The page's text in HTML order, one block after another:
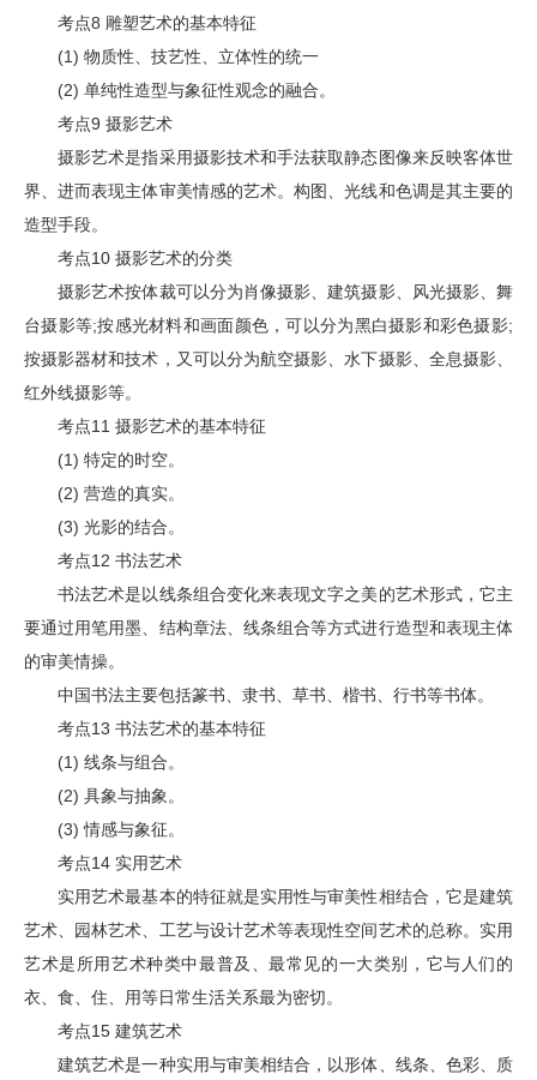
考点8 雕塑艺术的基本特征
(1) 物质性、技艺性、立体性的统一
(2) 单纯性造型与象征性观念的融合。
考点9 摄影艺术
摄影艺术是指采用摄影技术和手法获取静态图像来反映客体世
界、进而表现主体审美情感的艺术。构图、光线和色调是其主要的
造型手段。
考点10 摄影艺术的分类
摄影艺术按体裁可以分为肖像摄影、建筑摄影、风光摄影、舞
台摄影等;按感光材料和画面颜色，可以分为黑白摄影和彩色摄影;
按摄影器材和技术，又可以分为航空摄影、水下摄影、全息摄影、
红外线摄影等。
考点11 摄影艺术的基本特征
(1) 特定的时空。
(2) 营造的真实。
(3) 光影的结合。
考点12 书法艺术
书法艺术是以线条组合变化来表现文字之美的艺术形式，它主
要通过用笔用墨、结构章法、线条组合等方式进行造型和表现主体
的审美情操。
中国书法主要包括篆书、隶书、草书、楷书、行书等书体。
考点13 书法艺术的基本特征
(1) 线条与组合。
(2) 具象与抽象。
(3) 情感与象征。
考点14 实用艺术
实用艺术最基本的特征就是实用性与审美性相结合，它是建筑
艺术、园林艺术、工艺与设计艺术等表现性空间艺术的总称。实用
艺术是所用艺术种类中最普及、最常见的一大类别，它与人们的
衣、食、住、用等日常生活关系最为密切。
考点15 建筑艺术
建筑艺术是一种实用与审美相结合，以形体、线条、色彩、质